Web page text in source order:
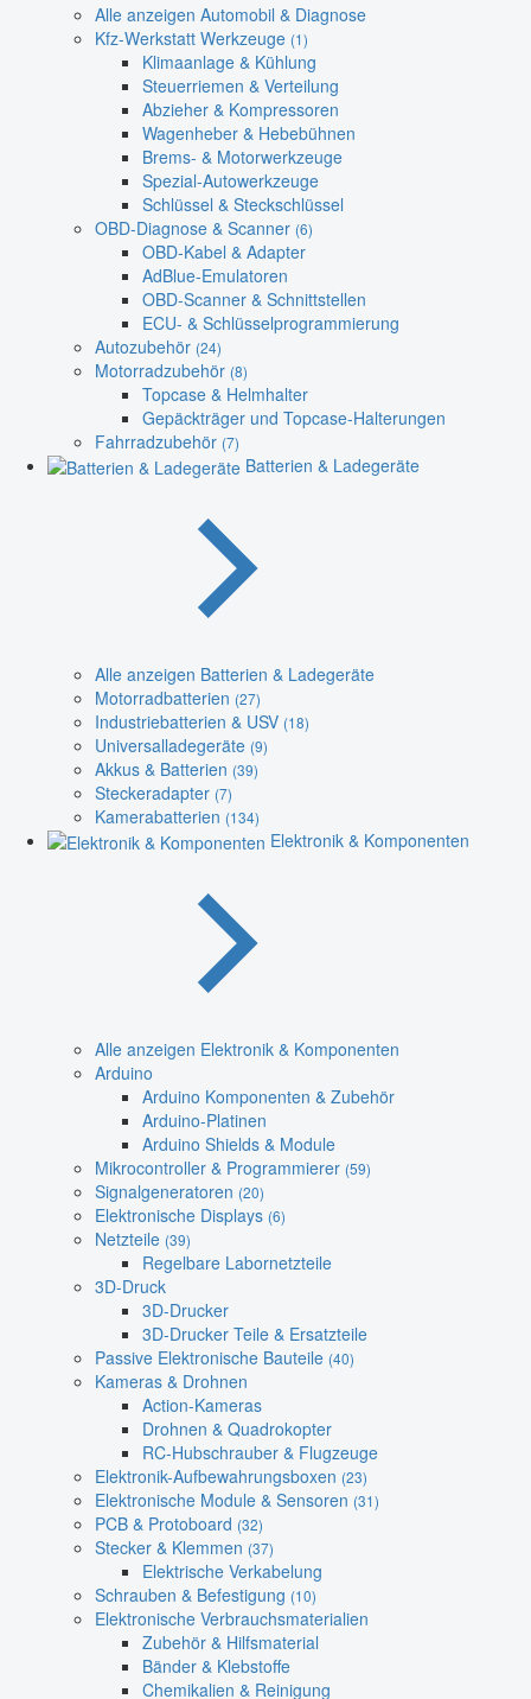
Alle anzeigen Automobil & Diagnose
Kfz-Werkstatt Werkzeuge (1)
Klimaanlage & Kühlung
Steuerriemen & Verteilung
Abzieher & Kompressoren
Wagenheber & Hebebühnen
Brems- & Motorwerkzeuge
Spezial-Autowerkzeuge
Schlüssel & Steckschlüssel
OBD-Diagnose & Scanner (6)
OBD-Kabel & Adapter
AdBlue-Emulatoren
OBD-Scanner & Schnittstellen
ECU- & Schlüsselprogrammierung
Autozubehör (24)
Motorradzubehör (8)
Topcase & Helmhalter
Gepäckträger und Topcase-Halterungen
Fahrradzubehör (7)
Batterien & Ladegeräte
Alle anzeigen Batterien & Ladegeräte
Motorradbatterien (27)
Industriebatterien & USV (18)
Universalladegeräte (9)
Akkus & Batterien (39)
Steckeradapter (7)
Kamerabatterien (134)
Elektronik & Komponenten
Alle anzeigen Elektronik & Komponenten
Arduino
Arduino Komponenten & Zubehör
Arduino-Platinen
Arduino Shields & Module
Mikrocontroller & Programmierer (59)
Signalgeneratoren (20)
Elektronische Displays (6)
Netzteile (39)
Regelbare Labornetzteile
3D-Druck
3D-Drucker
3D-Drucker Teile & Ersatzteile
Passive Elektronische Bauteile (40)
Kameras & Drohnen
Action-Kameras
Drohnen & Quadrokopter
RC-Hubschrauber & Flugzeuge
Elektronik-Aufbewahrungsboxen (23)
Elektronische Module & Sensoren (31)
PCB & Protoboard (32)
Stecker & Klemmen (37)
Elektrische Verkabelung
Schrauben & Befestigung (10)
Elektronische Verbrauchsmaterialien
Zubehör & Hilfsmaterial
Bänder & Klebstoffe
Chemikalien & Reinigung